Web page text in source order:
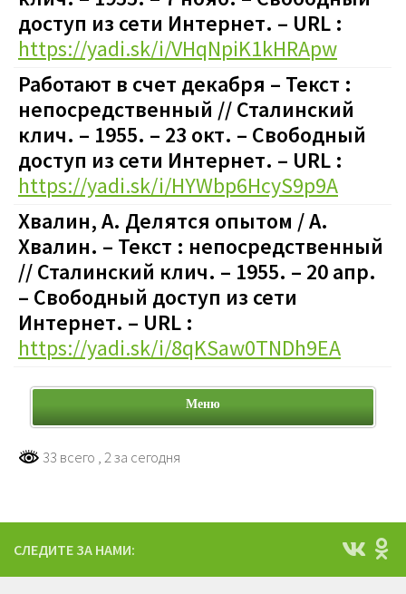
доступ из сети Интернет. – URL :
https://yadi.sk/i/VHqNpiK1kHRApw
Работают в счет декабря – Текст :
непосредственный // Сталинский
клич. – 1955. – 23 окт. – Свободный
доступ из сети Интернет. – URL :
https://yadi.sk/i/HYWbp6HcyS9p9A
Хвалин, А. Делятся опытом / А.
Хвалин. – Текст : непосредственный
// Сталинский клич. – 1955. – 20 апр.
– Свободный доступ из сети
Интернет. – URL :
https://yadi.sk/i/8qKSaw0TNDh9EA
Меню
33 всего , 2 за сегодня
СЛЕДИТЕ ЗА НАМИ: